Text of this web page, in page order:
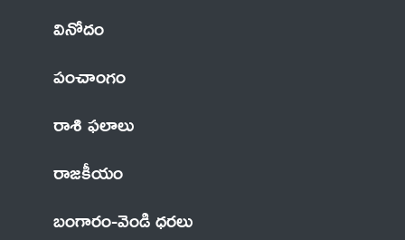
వినోదం
పంచాంగం
రాశి ఫలాలు
రాజకీయం
బంగారం-వెండి ధరలు